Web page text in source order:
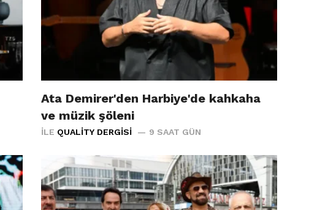
Ata Demirer'den Harbiye'de kahkaha
ve müzik şöleni
İLE QUALITY DERGISI 9 SAAT GÜN